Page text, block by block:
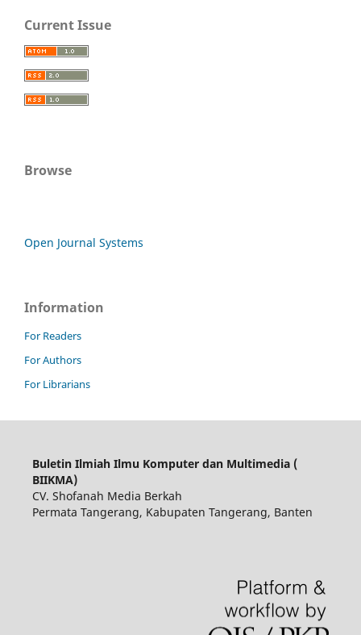
Current Issue
Browse
Open Journal Systems
Information
For Readers
For Authors
For Librarians
Buletin Ilmiah Ilmu Komputer dan Multimedia (
BIIKMA)
CV. Shofanah Media Berkah
Permata Tangerang, Kabupaten Tangerang, Banten